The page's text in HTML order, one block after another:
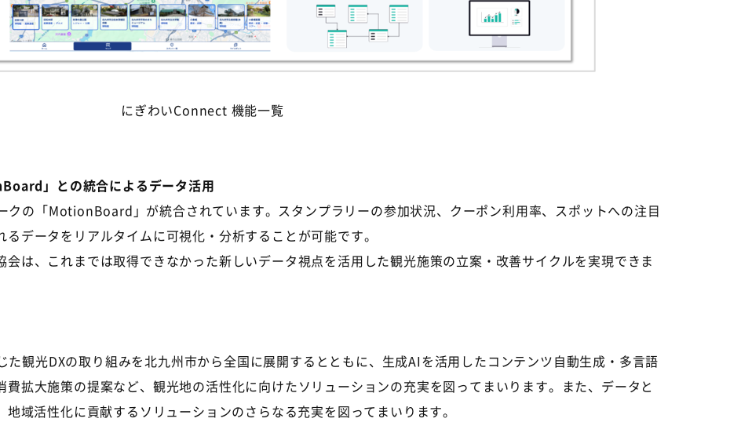
にぎわいConnect 機能一覧
」との統合によるデータ活用
の「MotionBoard」が統合されています。スタンプラリーの参加状況、クーポン利用率、スポットへの注目
データをリアルタイムに可視化・分析することが可能です。
は、これまでは取得できなかった新しいデータ視点を活用した観光施策の立案・改善サイクルを実現できま
観光DXの取り組みを北九州市から全国に展開するとともに、生成AIを活用したコンテンツ自動生成・多言語
拡大施策の提案など、観光地の活性化に向けたソリューションの充実を図ってまいります。また、データと
域活性化に貢献するソリューションのさらなる充実を図ってまいります。